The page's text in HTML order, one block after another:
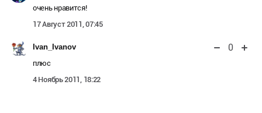
очень нравится!
17 Август 2011, 07:45
Ivan_Ivanov 0
плюс
4 Ноябрь 2011, 18:22